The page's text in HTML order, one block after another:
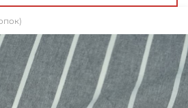
ТКАНЬ В ОТРЕЗАХ